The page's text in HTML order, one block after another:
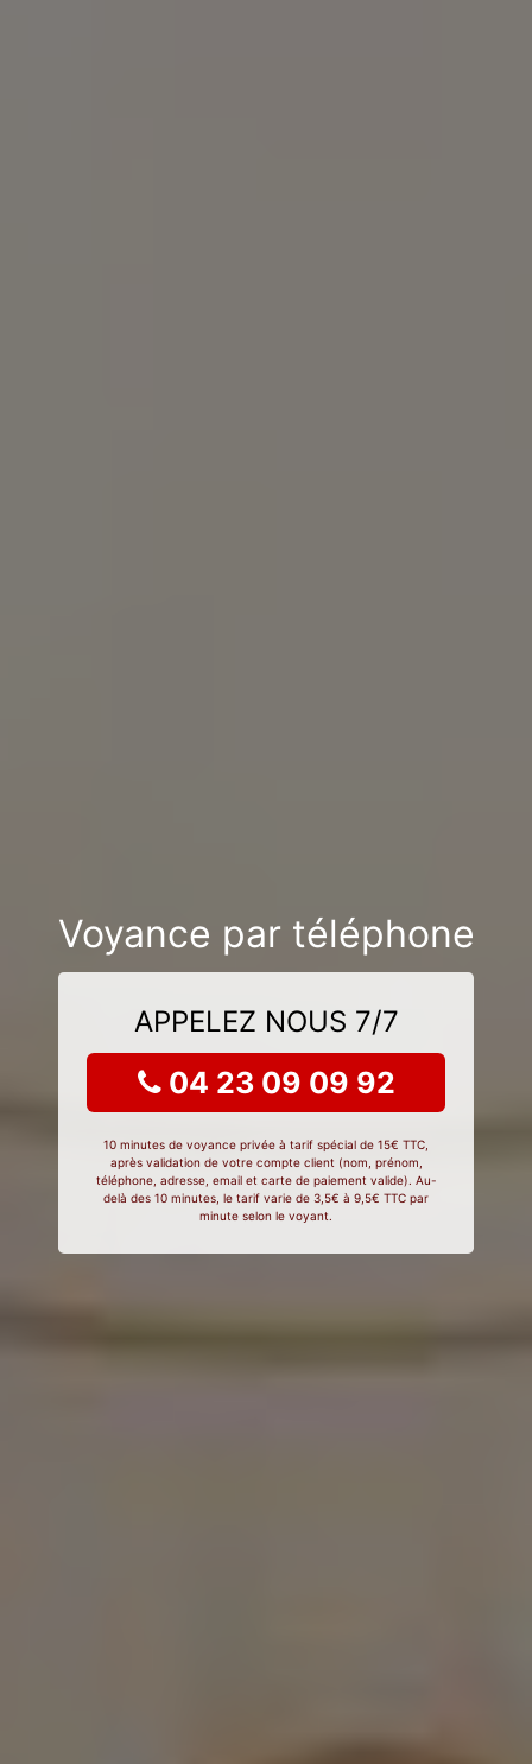
Voyance par téléphone
APPELEZ NOUS 7/7
04 23 09 09 92
10 minutes de voyance privée à tarif spécial de 15€ TTC,
après validation de votre compte client (nom, prénom,
téléphone, adresse, email et carte de paiement valide). Au-
delà des 10 minutes, le tarif varie de 3,5€ à 9,5€ TTC par
minute selon le voyant.